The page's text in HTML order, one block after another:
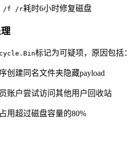
/f /r耗时6小时修复磁盘
标记为可疑项，原因包括：
创建同名文件夹隐藏payload
账户尝试访问其他用户回收站
用超过磁盘容量的80%